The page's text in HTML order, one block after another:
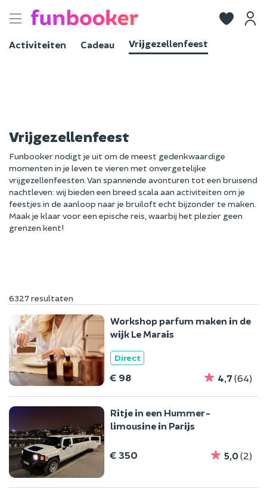
Toggle
Activiteiten
Cadeau Vrijgezellenfeest
Vrijgezellenfeest
Funbooker nodigt je uit om de meest gedenkwaardige
momenten in je leven te vieren met onvergetelijke
vrijgezellenfeesten. Van spannende avonturen tot een bruisend
nachtleven: wij bieden een breed scala aan activiteiten om je
feestjes in de aanloop naar je bruiloft echt bijzonder te maken.
Maak je klaar voor een epische reis, waarbij het plezier geen
grenzen kent!
6327 resultaten
Workshop parfum maken in de
wijk Le Marais
Direct
€ 98 4,7 (64)
Ritje in een Hummer-
limousine in Parijs
€ 350 5,0(2)